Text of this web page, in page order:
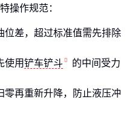
操作规范：
位差，超过标准值需先排除
使用铲车铲斗
的中间受力
零再重新升降，防止液压冲